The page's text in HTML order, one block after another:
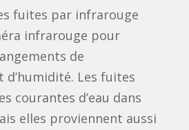
fuites par infrarouge
infrarouge pour
de
Les fuites
courantes d’eau dans
elles proviennent aussi